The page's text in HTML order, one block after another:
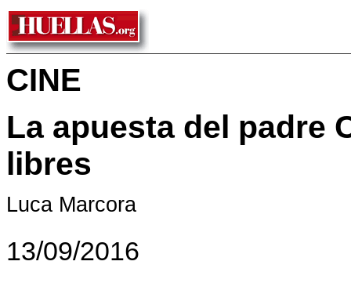
CINE
La apuesta del padre
libres
Luca Marcora
13/09/2016